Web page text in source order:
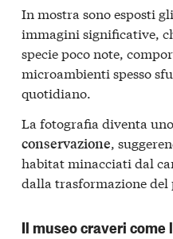
In mostra sono esposti gli
immagini significative,
specie poco note,
microambienti spesso
quotidiano.
La fotografia diventa
conservazione,
habitat minacciati dal
dalla trasformazione del
Il museo craveri come